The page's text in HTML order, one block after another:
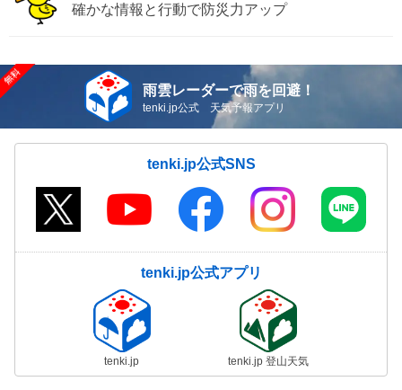
確かな情報と行動で防災力アップ
雨雲レーダーで雨を回避！
tenki.jp公式 天気予報アプリ
tenki.jp公式SNS
tenki.jp公式アプリ
tenki.jp tenki.jp 登山天気